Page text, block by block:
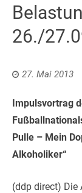
26./
27. Mai 2013
Impulsvortrag
Pulle – Mein
Alkoholiker“
(ddp direct) Die